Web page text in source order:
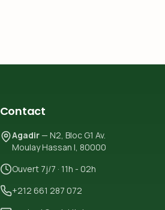
Contact
Agadir— N2, Bloc G1 Av.
Moulay Hassan I, 80000
Ouvert 7j/7 · 11h - 02h
+212 661 287 072